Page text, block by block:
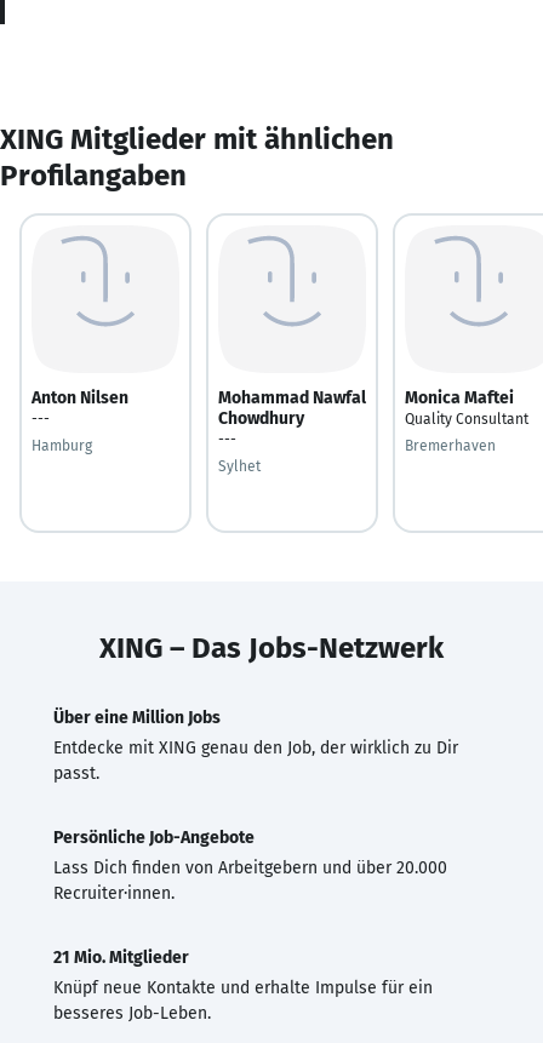
XING Mitglieder mit ähnlichen
Profilangaben
Anton Nilsen
---
Hamburg
Mohammad Nawfal
Chowdhury
---
Sylhet
Monica Maftei
Quality Consultant
Bremerhaven
XING – Das Jobs-Netzwerk
Über eine Million Jobs
Entdecke mit XING genau den Job, der wirklich zu Dir
passt.
Persönliche Job-Angebote
Lass Dich finden von Arbeitgebern und über 20.000
Recruiter·innen.
21 Mio. Mitglieder
Knüpf neue Kontakte und erhalte Impulse für ein
besseres Job-Leben.